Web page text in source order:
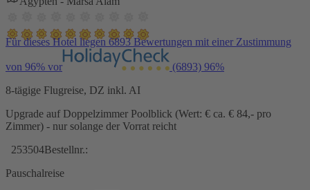
Für dieses Hotel liegen 6893 Bewertungen mit einer Zustimmung
von 96% vor (6893) 96%
8-tägige Flugreise, DZ inkl. AI
Upgrade auf Doppelzimmer Poolblick (Wert: € ca. € 84,- pro
Zimmer) - nur solange der Vorrat reicht
253504Bestellnr.:
Pauschalreise